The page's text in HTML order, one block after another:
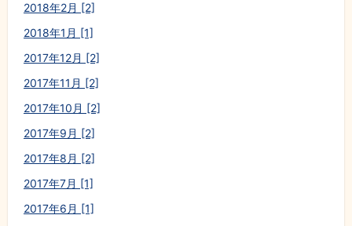
2018年2月 [2]
2018年1月 [1]
2017年12月 [2]
2017年11月 [2]
2017年10月 [2]
2017年9月 [2]
2017年8月 [2]
2017年7月 [1]
2017年6月 [1]